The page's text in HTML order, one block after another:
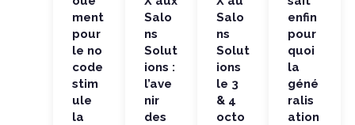
la...
ment
pour
le no
code
stim
ule
la
Salo
ns
Solut
ions :
l’ave
nir
des
Salo
ns
Solut
ions
le 3
& 4
octo
ation de
la...
enfin
pour
quoi
la
géné
ralis
ation